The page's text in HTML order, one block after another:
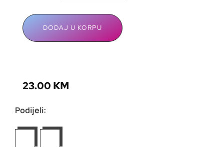
DODAJ U KORPU
23.00 KM
Podijeli: